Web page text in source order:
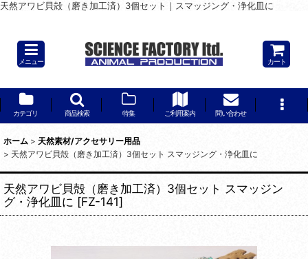
天然アワビ貝殻（磨き加工済）3個セット｜スマッジング・浄化皿に
メニュー カート
カテゴリ 商品検索 特集 ご利用案内 問い合わせ
ホーム > 天然素材/アクセサリー用品
> 天然アワビ貝殻（磨き加工済）3個セット スマッジング・浄化皿に
天然アワビ貝殻（磨き加工済）3個セット スマッジン
グ・浄化皿に [FZ-141]